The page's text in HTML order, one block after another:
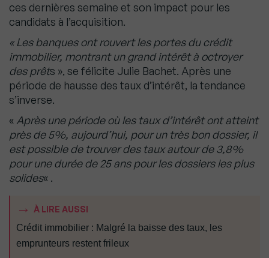
ces dernières semaine et son impact pour les
candidats à l’acquisition.
« Les banques ont rouvert les portes du crédit
immobilier, montrant un grand intérêt à octroyer
des prêts », se félicite Julie Bachet. Après une
période de hausse des taux d’intérêt, la tendance
s’inverse.
« Après une période où les taux d’intérêt ont atteint
près de 5%, aujourd’hui, pour un très bon dossier, il
est possible de trouver des taux autour de 3,8%
pour une durée de 25 ans pour les dossiers les plus
solides« .
À LIRE AUSSI
Crédit immobilier : Malgré la baisse des taux, les
emprunteurs restent frileux